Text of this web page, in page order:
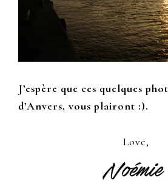
J’espère que ces quelques
d’Anvers, vous plairont :).
Love,